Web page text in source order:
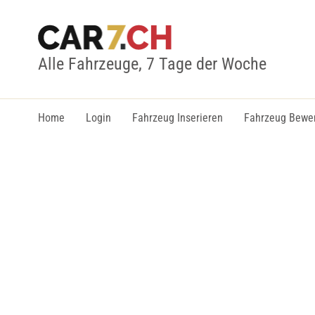
Alle Fahrzeuge, 7 Tage der Woche
Home Login Fahrzeug Inserieren Fahrzeug